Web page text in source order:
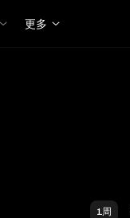
更多
1周